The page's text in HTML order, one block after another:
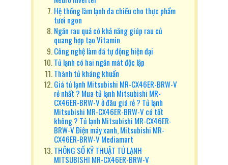
Hệ thống làm lạnh đa chiều cho thực phẩm
tươi ngon
Ngăn rau quả có khả năng giúp rau củ
quang hợp tạo Vitamin
Công nghệ làm đá tự động hiện đại
Tủ lạnh có hai ngăn mát độc lập
Thành tủ kháng khuẩn
Giá tủ lạnh Mitsubishi MR-CX46ER-BRW-V
rẻ nhất ? Mua tủ lạnh Mitsubishi MR-
CX46ER-BRW-V ở đâu giá rẻ ? Tủ lạnh
Mitsubishi MR-CX46ER-BRW-V có tốt
không ? Tủ lạnh Mitsubishi MR-CX46ER-
BRW-V Điện máy xanh, Mitsubishi MR-
CX46ER-BRW-V Mediamart
THÔNG SỐ KỸ THUẬT TỦ LẠNH
MITSUBISHI MR-CX46ER-BRW-V